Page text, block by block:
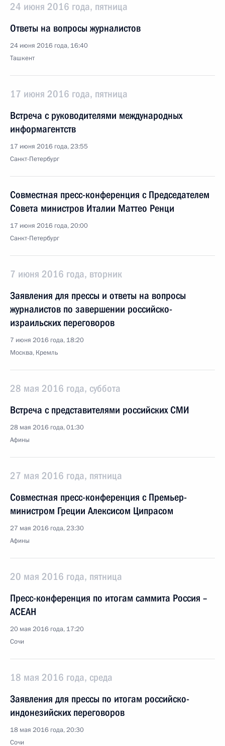
24 июня 2016 года, пятница
Ответы на вопросы журналистов
24 июня 2016 года, 16:40
Ташкент
17 июня 2016 года, пятница
Встреча с руководителями международных
информагентств
17 июня 2016 года, 23:55
Санкт-Петербург
Совместная пресс-конференция с Председателем
Совета министров Италии Маттео Ренци
17 июня 2016 года, 20:00
Санкт-Петербург
7 июня 2016 года, вторник
Заявления для прессы и ответы на вопросы
журналистов по завершении российско-
израильских переговоров
7 июня 2016 года, 18:20
Москва, Кремль
28 мая 2016 года, суббота
Встреча с представителями российских СМИ
28 мая 2016 года, 01:30
Афины
27 мая 2016 года, пятница
Совместная пресс-конференция с Премьер-
министром Греции Алексисом Ципрасом
27 мая 2016 года, 23:30
Афины
20 мая 2016 года, пятница
Пресс-конференция по итогам саммита Россия –
АСЕАН
20 мая 2016 года, 17:20
Сочи
18 мая 2016 года, среда
Заявления для прессы по итогам российско-
индонезийских переговоров
18 мая 2016 года, 20:30
Сочи